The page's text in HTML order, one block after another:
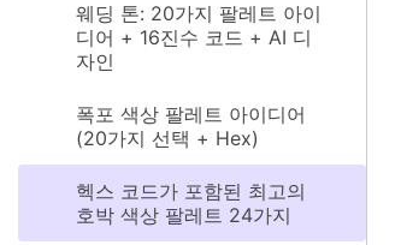
웨딩 톤: 20가지 팔레트 아이
디어 + 16진수 코드 + AI 디
자인
폭포 색상 팔레트 아이디어
(20가지 선택 + Hex)
헥스 코드가 포함된 최고의
호박 색상 팔레트 24가지